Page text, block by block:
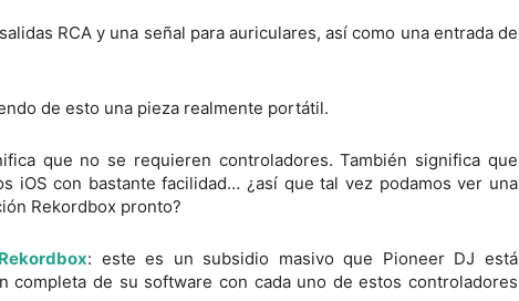
RCA y una señal para auriculares, así como una entrada de
de esto una pieza realmente portátil.
que no se requieren controladores. También significa que
iOS con bastante facilidad… ¿así que tal vez podamos ver una
Rekordbox pronto?
: este es un subsidio masivo que Pioneer DJ está
completa de su software con cada uno de estos controladores